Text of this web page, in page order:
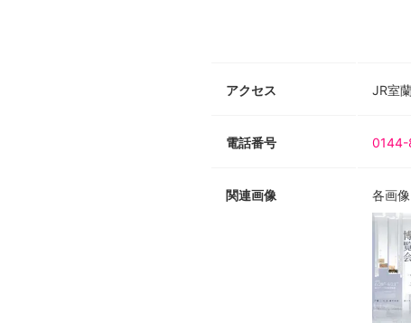
アクセス JR室
電話番号
関連画像 各画